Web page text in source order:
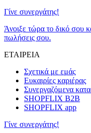
Γίνε συνεργάτης!
Άνοιξε τώρα το δικό σου
πωλήσεις σου.
ΕΤΑΙΡΕΙΑ
Σχετικά με εμάς
Ευκαιρίες καριέρας
Συνεργαζόμενα
SHOPFLIX B2B
SHOPFLIX app
Γίνε συνεργάτης!